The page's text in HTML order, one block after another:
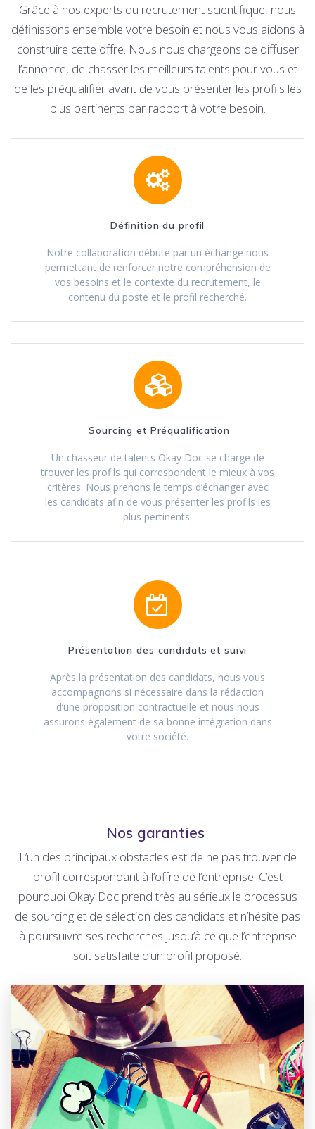
Grâce à nos experts du recrutement scientifique, nous
définissons ensemble votre besoin et nous vous aidons à
construire cette offre. Nous nous chargeons de diffuser
l’annonce, de chasser les meilleurs talents pour vous et
de les préqualifier avant de vous présenter les profils les
plus pertinents par rapport à votre besoin.
Définition du profil
Notre collaboration débute par un échange nous
permettant de renforcer notre compréhension de
vos besoins et le contexte du recrutement, le
contenu du poste et le profil recherché.
Sourcing et Préqualification
Un chasseur de talents Okay Doc se charge de
trouver les profils qui correspondent le mieux à vos
critères. Nous prenons le temps d’échanger avec
les candidats afin de vous présenter les profils les
plus pertinents.
Présentation des candidats et suivi
Après la présentation des candidats, nous vous
accompagnons si nécessaire dans la rédaction
d’une proposition contractuelle et nous nous
assurons également de sa bonne intégration dans
votre société.
Nos garanties
L’un des principaux obstacles est de ne pas trouver de
profil correspondant à l’offre de l’entreprise. C’est
pourquoi Okay Doc prend très au sérieux le processus
de sourcing et de sélection des candidats et n’hésite pas
à poursuivre ses recherches jusqu’à ce que l’entreprise
soit satisfaite d’un profil proposé.